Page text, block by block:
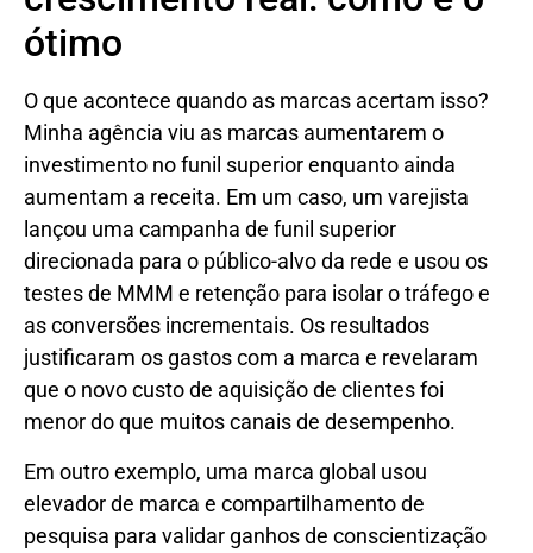
ótimo
O que acontece quando as marcas acertam isso?
Minha agência viu as marcas aumentarem o
investimento no funil superior enquanto ainda
aumentam a receita. Em um caso, um varejista
lançou uma campanha de funil superior
direcionada para o público-alvo da rede e usou os
testes de MMM e retenção para isolar o tráfego e
as conversões incrementais. Os resultados
justificaram os gastos com a marca e revelaram
que o novo custo de aquisição de clientes foi
menor do que muitos canais de desempenho.
Em outro exemplo, uma marca global usou
elevador de marca e compartilhamento de
pesquisa para validar ganhos de conscientização